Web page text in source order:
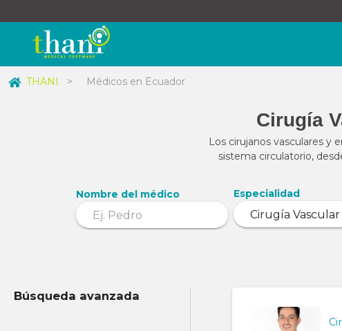
THANI > Médicos en Ecuador
Cirugía
Los cirujanos vasculares y
sistema circulatorio,
Nombre del médico
Especialidad
Búsqueda avanzada